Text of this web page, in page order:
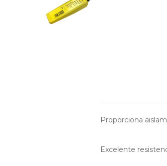
Proporciona
Excelente